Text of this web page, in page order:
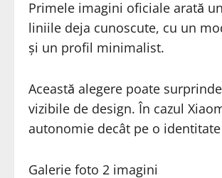
Primele imagini oficiale arată
liniile deja cunoscute, cu un
și un profil minimalist.
Această alegere poate
vizibile de design. În cazul
autonomie decât pe o
Galerie foto 2 imagini